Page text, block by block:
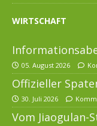
WIRTSCHAFT
05. August 2026
Offizieller
30. Juli 2026
Vom